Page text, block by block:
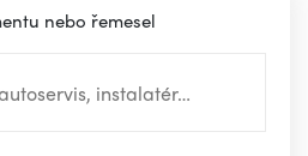
nebo řemesel